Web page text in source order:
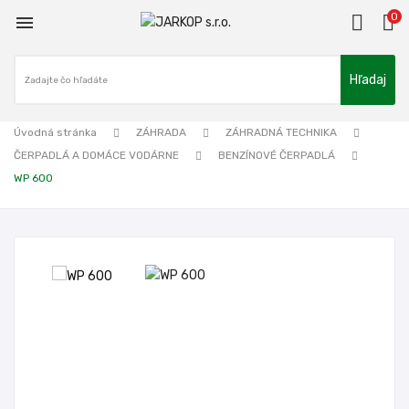
 0
Hľadaj
Úvodná stránka ZÁHRADA
ZÁHRADNÁ TECHNIKA
ČERPADLÁ A DOMÁCE VODÁRNE
BENZÍNOVÉ ČERPADLÁ
WP 600